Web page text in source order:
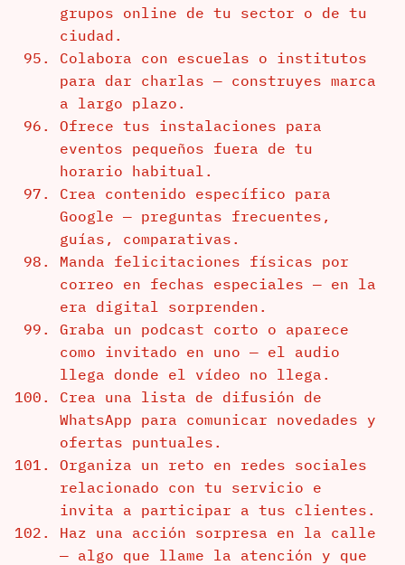
grupos online de tu sector o de tu
ciudad.
Colabora con escuelas o institutos
para dar charlas — construyes marca
a largo plazo.
Ofrece tus instalaciones para
eventos pequeños fuera de tu
horario habitual.
Crea contenido específico para
Google — preguntas frecuentes,
guías, comparativas.
Manda felicitaciones físicas por
correo en fechas especiales — en la
era digital sorprenden.
Graba un podcast corto o aparece
como invitado en uno — el audio
llega donde el vídeo no llega.
Crea una lista de difusión de
WhatsApp para comunicar novedades y
ofertas puntuales.
Organiza un reto en redes sociales
relacionado con tu servicio e
invita a participar a tus clientes.
Haz una acción sorpresa en la calle
— algo que llame la atención y que